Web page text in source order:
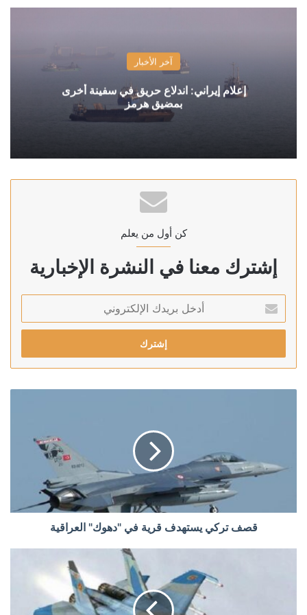
آخر الأخبار
إعلام إيراني: اندلاع حريق في سفينة أخرى
بمضيق هرمز
كن أول من يعلم
إشترك معنا في النشرة الإخبارية
بريدك
الإلكتروني
قصف تركي يستهدف قرية في "دهوك" العراقية